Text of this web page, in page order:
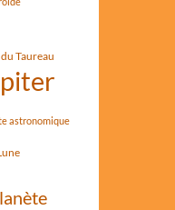
Taureau
astronomique